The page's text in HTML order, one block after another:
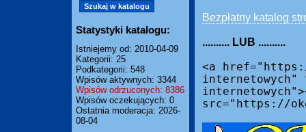
Statystyki katalogu:
Istniejemy od: 2010-04-09
Kategorii: 25
Podkategorii: 548
Wpisów aktywnych: 3344
Wpisów odrzuconych: 8386
Wpisów oczekujących: 0
Ostatnia moderacja: 2026-
08-04
Bezpłatny katalog
.......... LUB ..........
<a
internetowych"
src="https://